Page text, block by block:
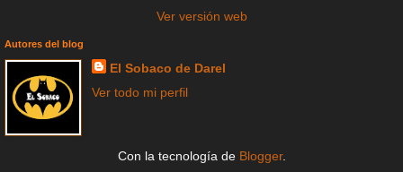
Ver versión web
Autores del blog
El Sobaco de Darel
Ver todo mi perfil
Con la tecnología de Blogger.